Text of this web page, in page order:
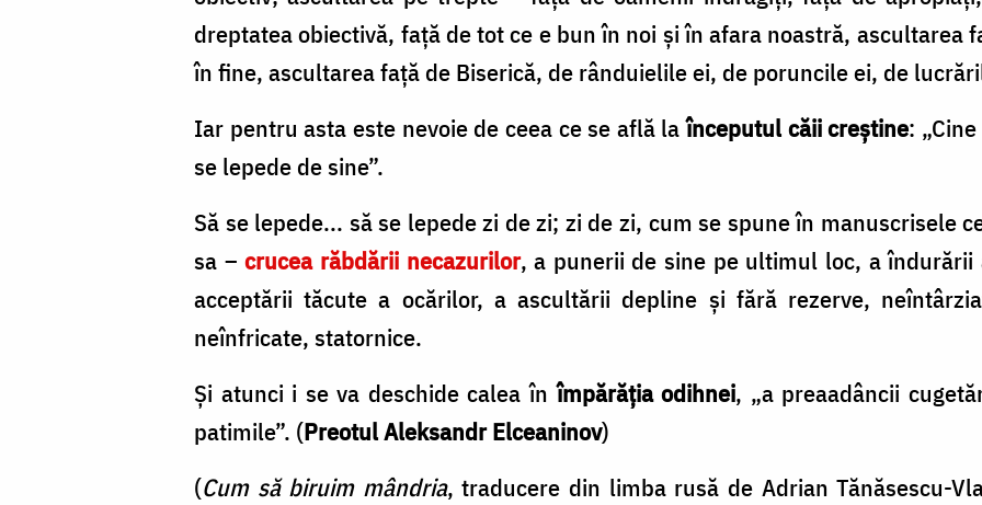
dreptatea obiectivă, față de tot ce e bun în noi și în afara noastră, ascultarea
în fine, ascultarea față de Biserică, de rânduie­lile ei, de poruncile ei, de
Iar pentru asta este nevoie de ceea ce se află laînceputul căii creștine:
se lepede de sine”.
Să se lepede... să se lepede zi de zi; zi de zi, cum se spune în manuscrisele
sa –crucea răbdării necazurilor, a punerii de sine pe ultimul loc, a
acceptării tăcute a ocărilor, a ascul­tării depline și fără rezerve,
neînfricate, statornice.
Și atunci i se va deschide calea înîmpărăția odihnei, „a preaadâncii
patimile”. (Preotul Aleksandr Elceaninov)
(Cum să biruim mândria, traducere din limba rusă de Adrian Tănăsescu-